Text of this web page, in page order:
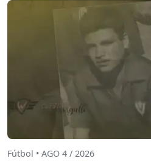
Fútbol • AGO 4 / 2026